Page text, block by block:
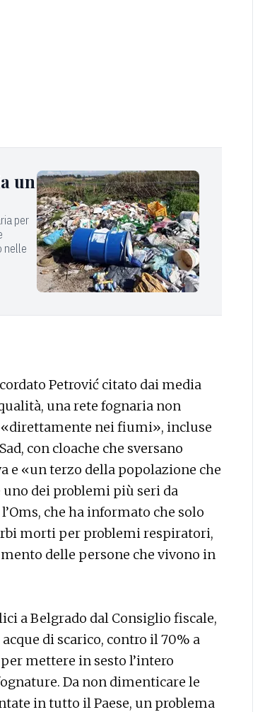
un
per
nelle
Petrović citato dai media
una rete fognaria non
nei fiumi», incluse
con cloache che sversano
e «un terzo della popolazione che
uno dei problemi più seri da
che ha informato che solo
morti per problemi respiratori,
delle persone che vivono in
a Belgrado dal Consiglio fiscale,
di scarico, contro il 70% a
mettere in sesto l’intero
Da non dimenticare le
in tutto il Paese, un problema